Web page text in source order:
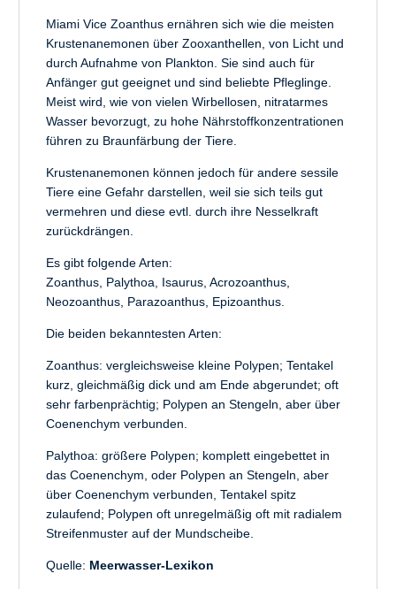
Miami Vice Zoanthus ernähren sich wie die meisten
Krustenanemonen über Zooxanthellen, von Licht und
durch Aufnahme von Plankton. Sie sind auch für
Anfänger gut geeignet und sind beliebte Pfleglinge.
Meist wird, wie von vielen Wirbellosen, nitratarmes
Wasser bevorzugt, zu hohe Nährstoffkonzentrationen
führen zu Braunfärbung der Tiere.
Krustenanemonen können jedoch für andere sessile
Tiere eine Gefahr darstellen, weil sie sich teils gut
vermehren und diese evtl. durch ihre Nesselkraft
zurückdrängen.
Es gibt folgende Arten:
Zoanthus, Palythoa, Isaurus, Acrozoanthus,
Neozoanthus, Parazoanthus, Epizoanthus.
Die beiden bekanntesten Arten:
Zoanthus: vergleichsweise kleine Polypen; Tentakel
kurz, gleichmäßig dick und am Ende abgerundet; oft
sehr farbenprächtig; Polypen an Stengeln, aber über
Coenenchym verbunden.
Palythoa: größere Polypen; komplett eingebettet in
das Coenenchym, oder Polypen an Stengeln, aber
über Coenenchym verbunden, Tentakel spitz
zulaufend; Polypen oft unregelmäßig oft mit radialem
Streifenmuster auf der Mundscheibe.
Quelle: Meerwasser-Lexikon